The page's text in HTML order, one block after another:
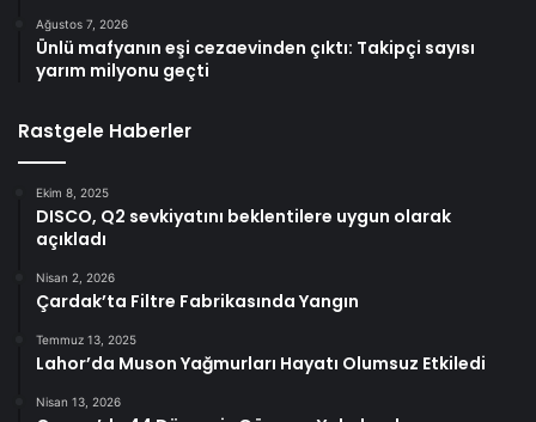
Ağustos 7, 2026
Ünlü mafyanın eşi cezaevinden çıktı: Takipçi sayısı
yarım milyonu geçti
Rastgele Haberler
Ekim 8, 2025
DISCO, Q2 sevkiyatını beklentilere uygun olarak
açıkladı
Nisan 2, 2026
Çardak’ta Filtre Fabrikasında Yangın
Temmuz 13, 2025
Lahor’da Muson Yağmurları Hayatı Olumsuz Etkiledi
Nisan 13, 2026